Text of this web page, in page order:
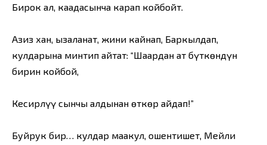
Бирок ал, каадасынча карап койбойт.
Азиз хан, ызаланат, жини кайнап, Баркылдап,
кулдарына минтип айтат: “Шаардан ат бүткөндүн
бирин койбой,
Кесирлүү сынчы алдынан өткөр айдап!”
Буйрук бир… кулдар маакул, ошентишет, Мейли